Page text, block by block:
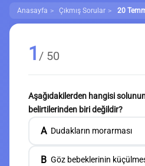
Anasayfa Çıkmış Sorular 20
1 / 50
Aşağıdakilerden hangisi
belirtilerinden biri değildir?
A Dudakların morarması
B Göz bebeklerinin